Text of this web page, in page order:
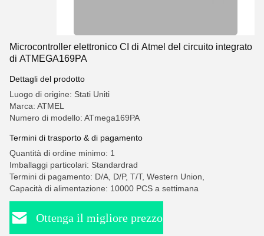
Microcontroller elettronico CI di Atmel del circuito integrato
di ATMEGA169PA
Dettagli del prodotto
Luogo di origine: Stati Uniti
Marca: ATMEL
Numero di modello: ATmega169PA
Termini di trasporto & di pagamento
Quantità di ordine minimo: 1
Imballaggi particolari: Standardrad
Termini di pagamento: D/A, D/P, T/T, Western Union,
Capacità di alimentazione: 10000 PCS a settimana
Ottenga il migliore prezzo